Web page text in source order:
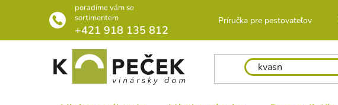
poradíme vám se
sortimentem
+421 918 135 812
Príručka pre pestovateľov